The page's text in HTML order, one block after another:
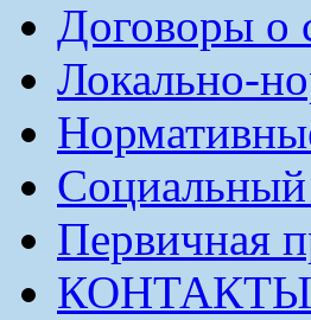
Договоры о
Локально-
Социальный
Первичная
КОНТАКТЫ